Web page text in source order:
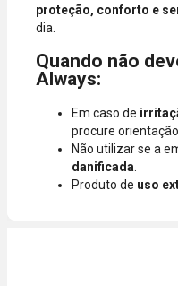
proteção, conforto e
dia.
Quando não
Always:
Em caso de
procure
Não utilizar se a
danificada
Produto de uso